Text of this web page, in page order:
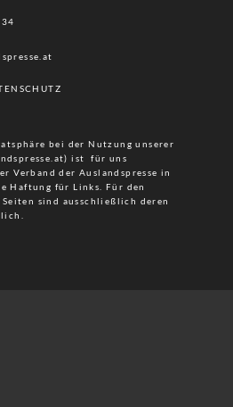
bei der Nutzung unserer
ist für uns
Verband der Auslandspresse in
Haftung für Links. Für den
sind ausschließlich deren